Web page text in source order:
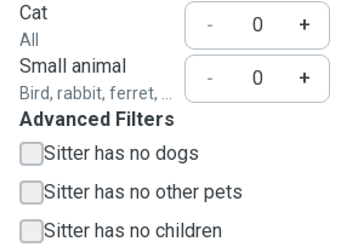
Cat
All
-
+
Small animal
Bird, rabbit, ferret, ...
-
+
Advanced Filters
Sitter has no dogs
Sitter has no other pets
Sitter has no children